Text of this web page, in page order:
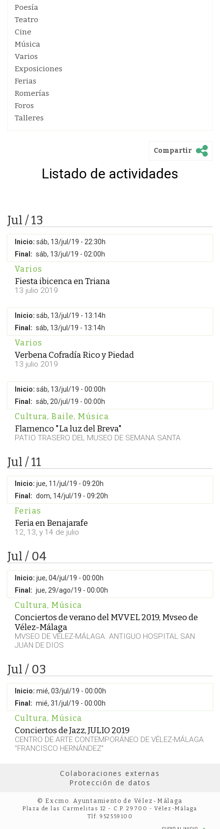
Poesía
Teatro
Cine
Música
Varios
Exposiciones
Ferias
Romerías
Foros
Talleres
Compartir
Listado de actividades
Jul / 13
Inicio: sáb, 13/jul/19 - 22:30h
Final: sáb, 13/jul/19 - 02:00h
Varios
Fiesta ibicenca en Triana
13 julio 2019
Inicio: sáb, 13/jul/19 - 13:14h
Final: sáb, 13/jul/19 - 13:14h
Varios
Verbena Cofradía Rico y Piedad
13 julio 2019
Inicio: sáb, 13/jul/19 - 00:00h
Final: sáb, 20/jul/19 - 00:00h
Cultura, Baile, Música
Flamenco "La luz del Breva"
PATIO TRASERO DEL MUSEO DE SEMANA SANTA
Jul / 11
Inicio: jue, 11/jul/19 - 09:20h
Final: dom, 14/jul/19 - 09:20h
Ferias
Feria en Benajarafe
12, 13, y 14 de julio
Jul / 04
Inicio: jue, 04/jul/19 - 00:00h
Final: jue, 29/ago/19 - 00:00h
Cultura, Música
Conciertos de verano del MVVEL 2019, Mvseo de
Vélez-Málaga
MVSEO DE VÉLEZ-MÁLAGA. ANTIGUO HOSPITAL SAN
JUAN DE DIOS
Jul / 03
Inicio: mié, 03/jul/19 - 00:00h
Final: mié, 31/jul/19 - 00:00h
Cultura, Música
Conciertos de Jazz, JULIO 2019
CENTRO DE ARTE CONTEMPORÁNEO DE VÉLEZ-MÁLAGA
"FRANCISCO HERNÁNDEZ"
Colaboraciones externas
Protección de datos
© Excmo. Ayuntamiento de Vélez-Málaga
Plaza de las Carmelitas 12 - C.P. 29700 - Vélez-Málaga
Tlf: 952559100